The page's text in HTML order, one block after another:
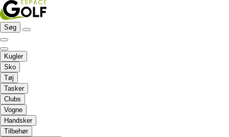
Søg
Kugler
Sko
Tøj
Tasker
Clubs
Vogne
Handsker
Tilbehør